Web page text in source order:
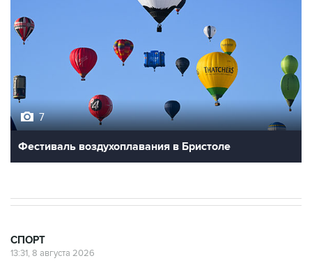
7
Фестиваль воздухоплавания в Бристоле
СПОРТ
13:31, 8 августа 2026